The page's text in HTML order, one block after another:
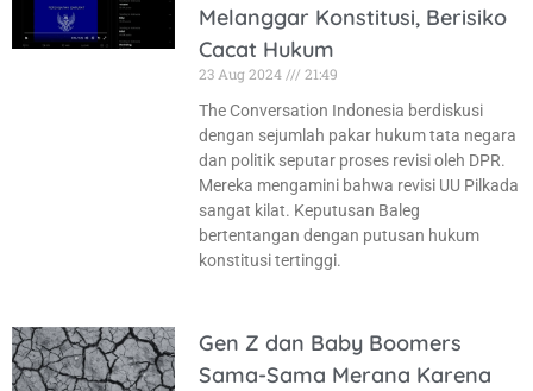
Melanggar Konstitusi, Berisiko
Cacat Hukum
23 Aug 2024
21:49
The Conversation Indonesia berdiskusi
dengan sejumlah pakar hukum tata negara
dan politik seputar proses revisi oleh DPR.
Mereka mengamini bahwa revisi UU Pilkada
sangat kilat. Keputusan Baleg
bertentangan dengan putusan hukum
konstitusi tertinggi.
Gen Z dan Baby Boomers
Sama-Sama Merana Karena